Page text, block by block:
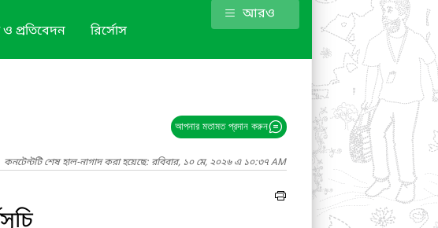
ও প্রতিবেদন রির্সোস
আরও
আপনার মতামত প্রদান করুন
কনটেন্টটি শেষ হাল-নাগাদ করা হয়েছে: রবিবার, ১০ মে, ২০২৬ এ ১০:৩৭ AM